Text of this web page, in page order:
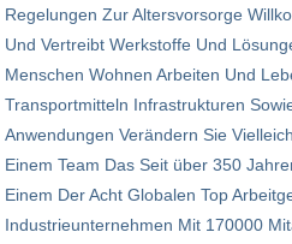
Regelungen Zur Altersvorsorge
Und Vertreibt Werkstoffe Und
Menschen Wohnen Arbeiten Und
Transportmitteln Infrastrukturen
Anwendungen Verändern Sie
Einem Team Das Seit über 350
Einem Der Acht Globalen Top
Industrieunternehmen Mit 170000